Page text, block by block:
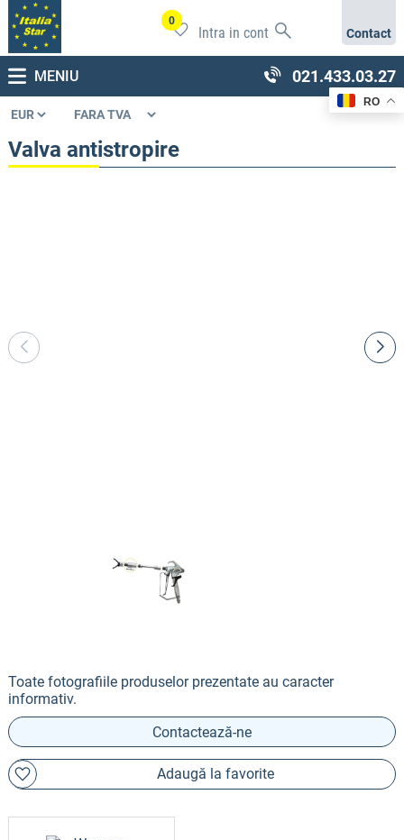
0
Intra in cont Contact
MENIU 021.433.03.27
Valva antistropire
Toate fotografiile produselor prezentate au caracter
informativ.
Contactează-ne
Adaugă la favorite
RO